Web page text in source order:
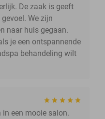
De zaak is geeft
We zijn
naar huis gegaan.
je een ontspannende
behandeling wilt
in een mooie salon.